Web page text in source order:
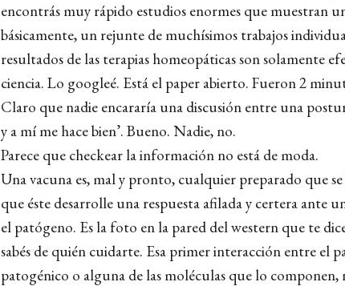
encontrás muy rápido estudios enormes que muestran
básicamente, un rejunte de muchísimos trabajos
resultados de las terapias homeopáticas son solamente
ciencia. Lo googleé. Está el paper abierto. Fueron 2
Claro que nadie encararía una discusión entre una
y a mí me hace bien’. Bueno. Nadie, no.
Parece que checkear la información no está de moda.
Una vacuna es, mal y pronto, cualquier preparado que
que éste desarrolle una respuesta afilada y certera ante
el patógeno. Es la foto en la pared del western que te
sabés de quién cuidarte. Esa primer interacción entre el
patogénico o alguna de las moléculas que lo componen,